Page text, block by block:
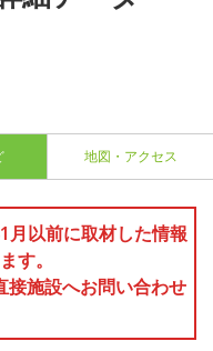
地図・アクセス
以前に取材した情報
す。
接施設へお問い合わせ